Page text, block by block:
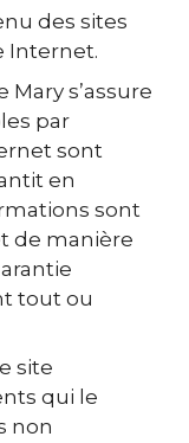
des sites
Internet.
s’assure
par
sont
en
sont
de manière
tout ou
site
qui le
non